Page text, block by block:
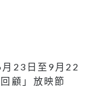
月23日至9月22
顧」放映節